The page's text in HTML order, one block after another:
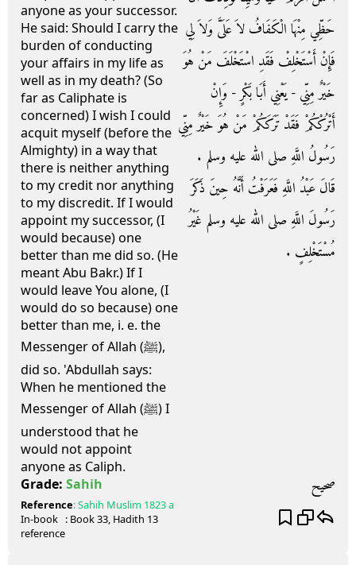
anyone as your successor.
He said: Should I carry the
burden of conducting
your affairs in my life as
well as in my death? (So
far as Caliphate is
concerned) I wish I could
acquit myself (before the
Almighty) in a way that
there is neither anything
to my credit nor anything
to my discredit. If I would
appoint my successor, (I
would because) one
better than me did so. (He
meant Abu Bakr.) If I
would leave You alone, (I
would do so because) one
better than me, i. e. the
Messenger of Allah (ﷺ),
did so. 'Abdullah says:
When he mentioned the
Messenger of Allah (ﷺ) I
understood that he
would not appoint
anyone as Caliph.
حَظِّي مِنْهَا الْكَفَافُ لاَ عَلَىَّ وَلاَ لِي
فَإِنْ أَسْتَخْلِفْ فَقَدِ اسْتَخْلَفَ مَنْ هُوَ
خَيْرٌ مِنِّي - يَعْنِي أَبَا بَكْرٍ - وَإِنْ
أَتْرُكْكُمْ فَقَدْ تَرَكَكُمْ مَنْ هُوَ خَيْرٌ مِنِّي
رَسُولُ اللَّهِ صلى الله عليه وسلم ‏.‏
قَالَ عَبْدُ اللَّهِ فَعَرَفْتُ أَنَّهُ حِينَ ذَكَرَ
رَسُولَ اللَّهِ صلى الله عليه وسلم غَيْرُ
مُسْتَخْلِفٍ ‏.‏
Grade: Sahih صحيح
Reference:Sahih Muslim 1823 a
In-book
reference
: Book33, Hadith 13